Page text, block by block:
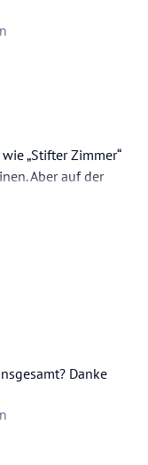
„Stifter Zimmer“
Aber auf der
alles ansehen.
Danke